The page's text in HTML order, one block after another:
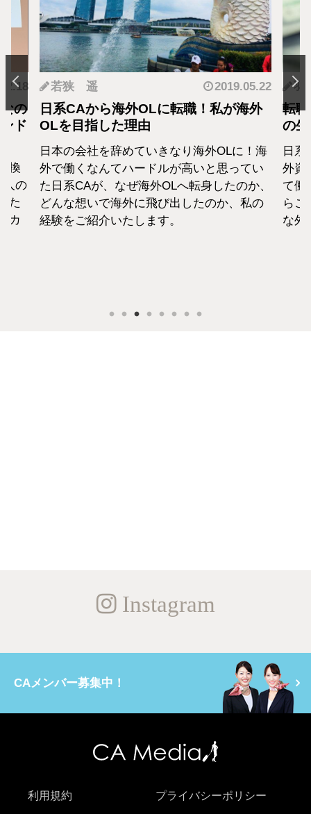
の
ド
換
人の
た
カ
若狭 遥 2019.05.22
日系CAから海外OLに転職！私が海外
OLを目指した理由
日本の会社を辞めていきなり海外OLに！海
外で働くなんてハードルが高いと思ってい
た日系CAが、なぜ海外OLへ転身したのか、
どんな想いで海外に飛び出したのか、私の
経験をご紹介いたします。
羽
転
の
日
外資
て働
らこ
な外
Instagram
CAメンバー募集中！
利用規約 プライバシーポリシー